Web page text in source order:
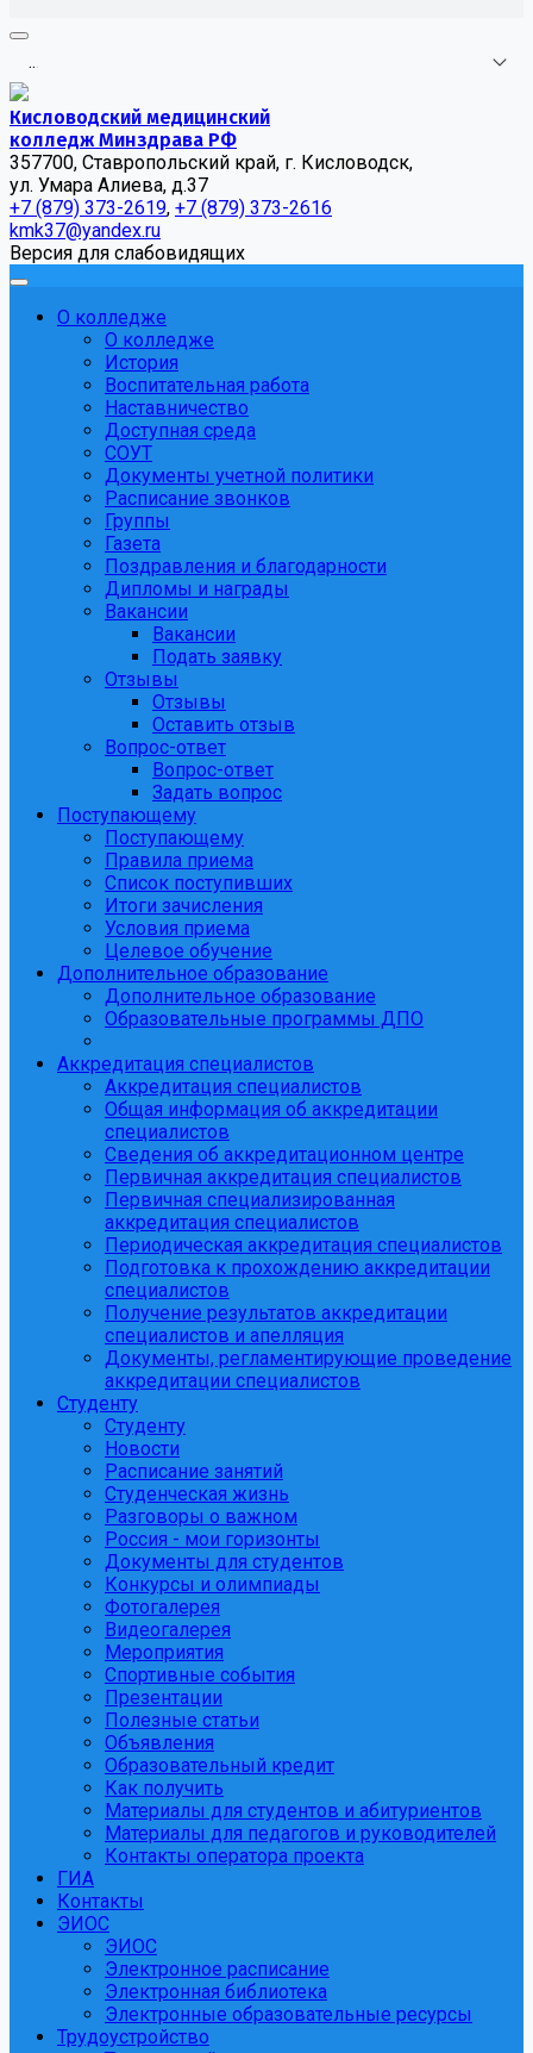
...
Кисловодский медицинский
колледж Минздрава РФ
357700, Ставропольский край, г. Кисловодск,
ул. Умара Алиева, д.37
+7 (879) 373-2619, +7 (879) 373-2616
kmk37@yandex.ru
Версия для слабовидящих
О колледже
О колледже
История
Воспитательная работа
Наставничество
Доступная среда
СОУТ
Документы учетной политики
Расписание звонков
Группы
Газета
Поздравления и благодарности
Дипломы и награды
Вакансии
Вакансии
Подать заявку
Отзывы
Отзывы
Оставить отзыв
Вопрос-ответ
Вопрос-ответ
Задать вопрос
Поступающему
Поступающему
Правила приема
Список поступивших
Итоги зачисления
Условия приема
Целевое обучение
Дополнительное образование
Дополнительное образование
Образовательные программы ДПО
Аккредитация специалистов
Аккредитация специалистов
Общая информация об аккредитации
специалистов
Сведения об аккредитационном центре
Первичная аккредитация специалистов
Первичная специализированная
аккредитация специалистов
Периодическая аккредитация специалистов
Подготовка к прохождению аккредитации
специалистов
Получение результатов аккредитации
специалистов и апелляция
Документы, регламентирующие проведение
аккредитации специалистов
Студенту
Студенту
Новости
Расписание занятий
Студенческая жизнь
Разговоры о важном
Россия - мои горизонты
Документы для студентов
Конкурсы и олимпиады
Фотогалерея
Видеогалерея
Мероприятия
Спортивные события
Презентации
Полезные статьи
Объявления
Образовательный кредит
Как получить
Материалы для студентов и абитуриентов
Материалы для педагогов и руководителей
Контакты оператора проекта
ГИА
Контакты
ЭИОС
ЭИОС
Электронное расписание
Электронная библиотека
Электронные образовательные ресурсы
Трудоустройство